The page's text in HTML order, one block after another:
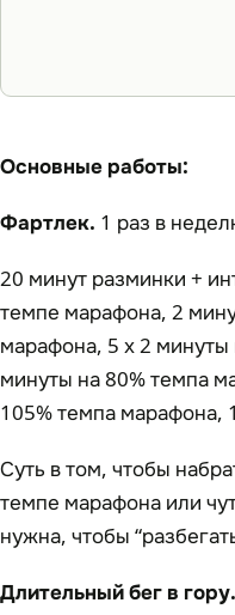
Основные работы:
Фартлек. 1 раз в
20 минут разминки +
темпе марафона, 2
марафона, 5 x 2
минуты на 80% темпа
105% темпа марафона,
Суть в том, чтобы
темпе марафона или
нужна, чтобы
Длительный бег в гору.